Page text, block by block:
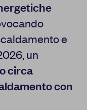
e
un
circa
con